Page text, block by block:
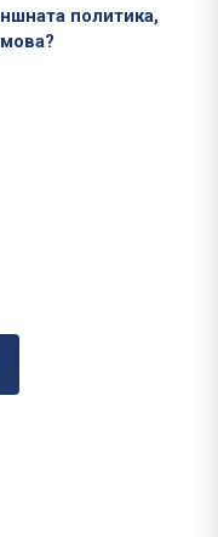
политика,